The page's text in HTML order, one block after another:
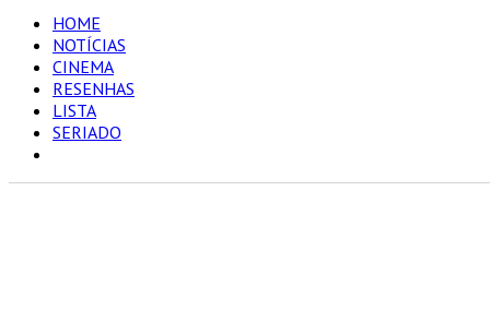
HOME
NOTÍCIAS
CINEMA
RESENHAS
LISTA
SERIADO